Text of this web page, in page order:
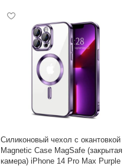
Силиконовый чехол с окантовкой
Magnetic Case MagSafe (закрытая
камера) iPhone 14 Pro Max Purple